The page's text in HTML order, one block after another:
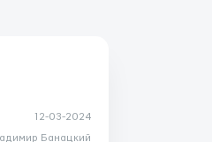
12-03-2024
Банацкий